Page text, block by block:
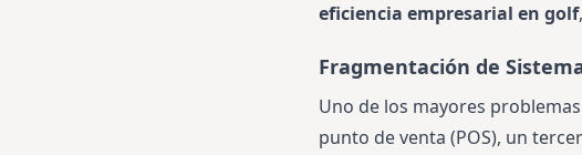
eficiencia empresarial en golf
Fragmentación de
Uno de los mayores
punto de venta (POS), un